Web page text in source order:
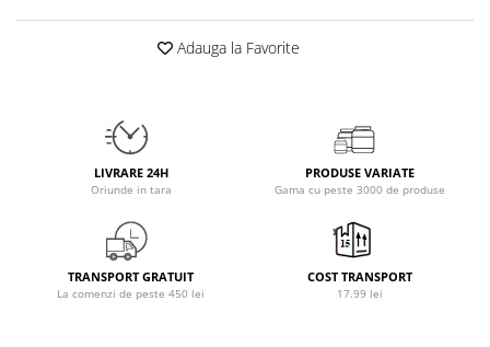
Osavi
Puritan`s Pride
Revoflex
Rich Piana 5% Nutrition
Adauga la Favorite
LIVRARE 24H
Oriunde in tara
PRODUSE VARIATE
Gama cu peste 3000 de produse
TRANSPORT GRATUIT
La comenzi de peste 450 lei
COST TRANSPORT
17.99 lei